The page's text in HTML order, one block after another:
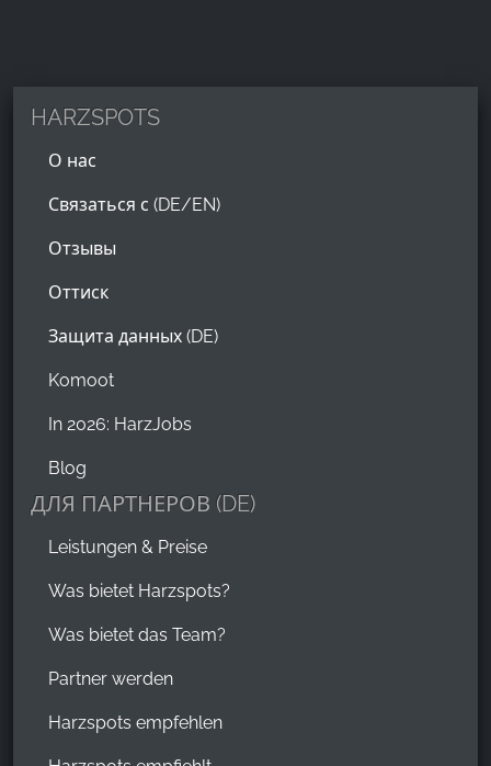
HARZSPOTS
О нас
Связаться с (DE/EN)
Отзывы
Оттиск
Защита данных (DE)
Komoot
In 2026: HarzJobs
Blog
ДЛЯ ПАРТНЕРОВ (DE)
Leistungen & Preise
Was bietet Harzspots?
Was bietet das Team?
Partner werden
Harzspots empfehlen